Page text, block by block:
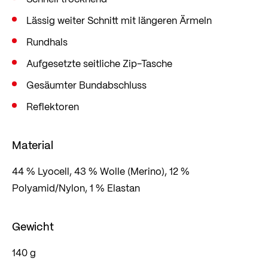
im Gleichgewicht. Praktisch ist die aufgesetzte
Zip-Tasche am Rücken.
Der lockere Schnitt lässt genügend
Bewegungsfreiheit auf dem Bike.
Lässig weiter Schnitt mit längeren Ärmeln
Rundhals
Aufgesetzte seitliche Zip-Tasche
Gesäumter Bundabschluss
Reflektoren
Material
44 % Lyocell, 43 % Wolle (Merino), 12 %
Polyamid/Nylon, 1 % Elastan
Gewicht
140 g